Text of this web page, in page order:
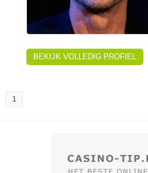
BEKIJK VOLLEDIG PROFIEL
1